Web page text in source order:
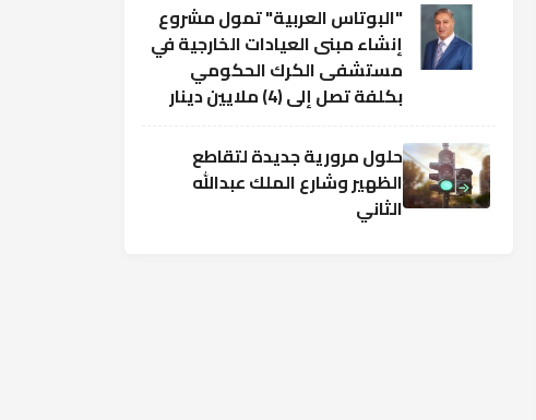
"البوتاس العربية" تمول مشروع
إنشاء مبنى العيادات الخارجية في
مستشفى الكرك الحكومي
بكلفة تصل إلى (4) ملايين دينار
حلول مرورية جديدة لتقاطع
الظهير وشارع الملك عبدالله
الثاني